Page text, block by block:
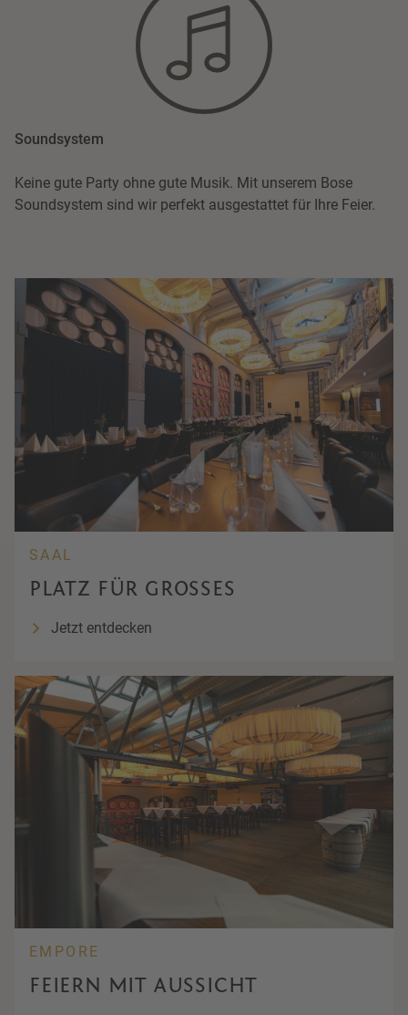
Soundsystem
Keine gute Party ohne gute Musik. Mit unserem Bose
Soundsystem sind wir perfekt ausgestattet für Ihre Feier.
SAAL
PLATZ FÜR GROSSES
Jetzt entdecken
EMPORE
FEIERN MIT AUSSICHT